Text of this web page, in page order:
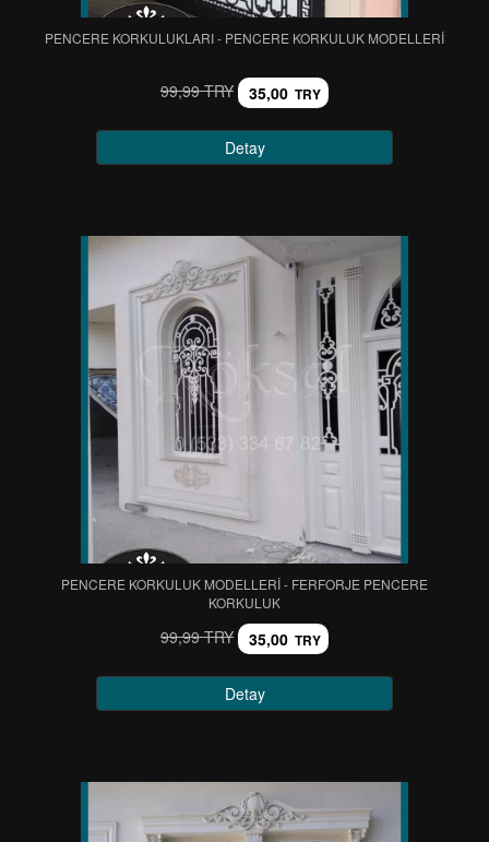
PENCERE KORKULUKLARI - PENCERE KORKULUK MODELLERİ
99,99 TRY 35,00 TRY
Detay
PENCERE KORKULUK MODELLERİ - FERFORJE PENCERE
KORKULUK
99,99 TRY 35,00 TRY
Detay